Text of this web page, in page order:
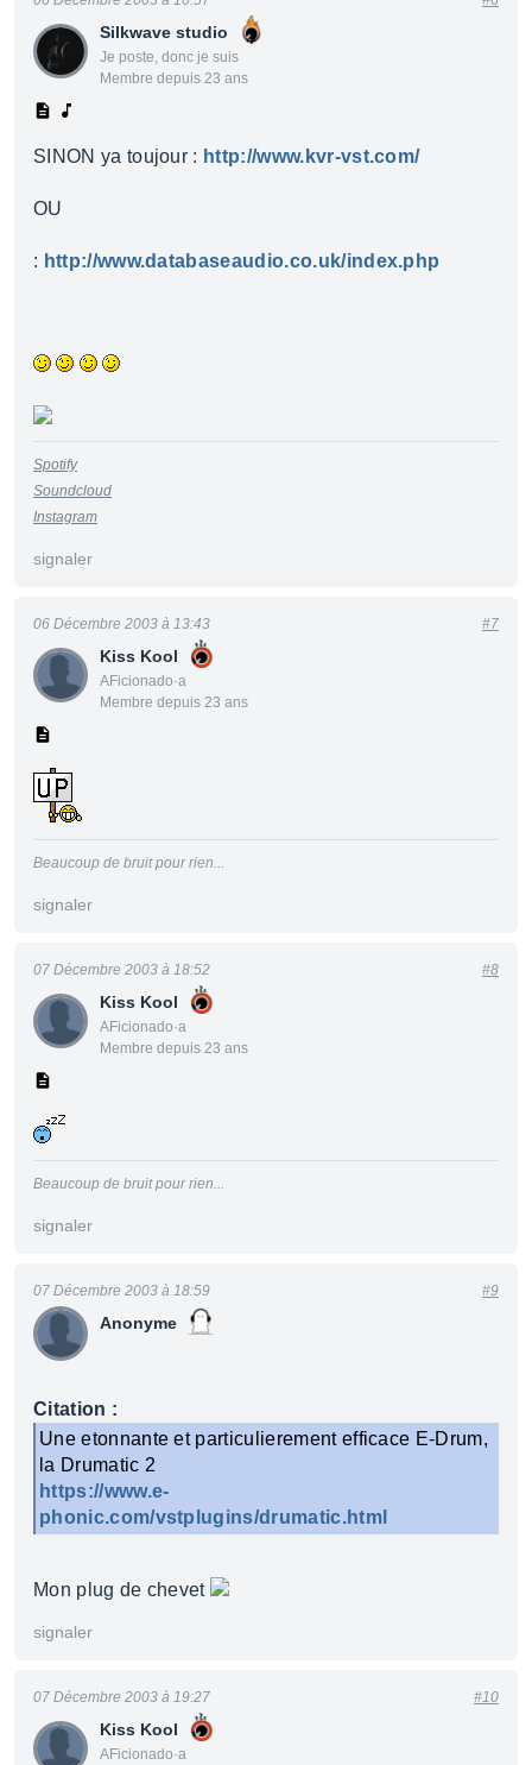
Silkwave studio
Je poste, donc je suis
Membre depuis 23 ans
SINON ya toujour : http://www.kvr-vst.com/
OU
: http://www.databaseaudio.co.uk/index.php
Spotify
Soundcloud
Instagram
signaler
Kiss Kool
AFicionado·a
Membre depuis 23 ans
06 Décembre 2003 à 13:43 #7
Beaucoup de bruit pour rien...
signaler
Kiss Kool
AFicionado·a
Membre depuis 23 ans
07 Décembre 2003 à 18:52 #8
Beaucoup de bruit pour rien...
signaler
Anonyme
07 Décembre 2003 à 18:59 #9
Citation :
Une etonnante et particulierement efficace E-Drum,
la Drumatic 2
https://www.e-
phonic.com/vstplugins/drumatic.html
Mon plug de chevet
signaler
Kiss Kool
AFicionado·a
07 Décembre 2003 à 19:27 #10